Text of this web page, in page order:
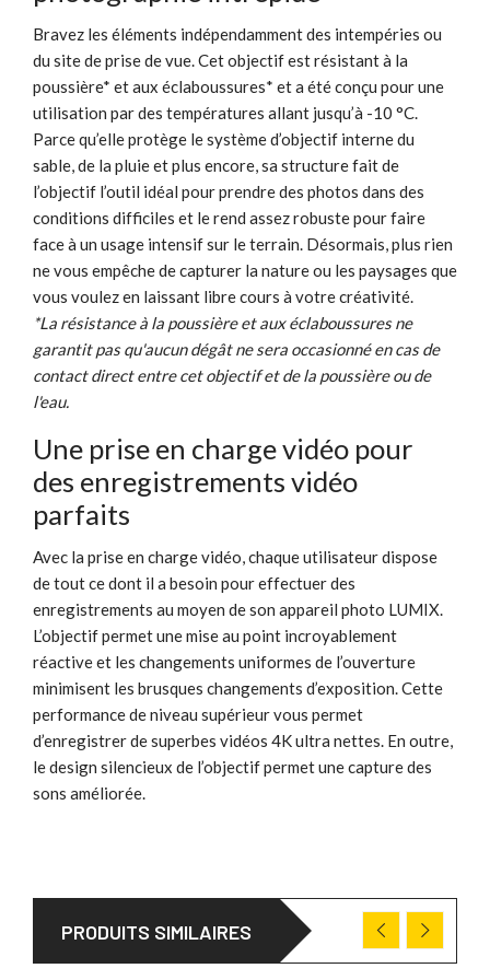
Bravez les éléments indépendamment des intempéries ou
du site de prise de vue. Cet objectif est résistant à la
poussière* et aux éclaboussures* et a été conçu pour une
utilisation par des températures allant jusqu’à -10 °C.
Parce qu’elle protège le système d’objectif interne du
sable, de la pluie et plus encore, sa structure fait de
l’objectif l’outil idéal pour prendre des photos dans des
conditions difficiles et le rend assez robuste pour faire
face à un usage intensif sur le terrain. Désormais, plus rien
ne vous empêche de capturer la nature ou les paysages que
vous voulez en laissant libre cours à votre créativité.
*La résistance à la poussière et aux éclaboussures ne
garantit pas qu'aucun dégât ne sera occasionné en cas de
contact direct entre cet objectif et de la poussière ou de
l'eau.
Une prise en charge vidéo pour
des enregistrements vidéo
parfaits
Avec la prise en charge vidéo, chaque utilisateur dispose
de tout ce dont il a besoin pour effectuer des
enregistrements au moyen de son appareil photo LUMIX.
L’objectif permet une mise au point incroyablement
réactive et les changements uniformes de l’ouverture
minimisent les brusques changements d’exposition. Cette
performance de niveau supérieur vous permet
d’enregistrer de superbes vidéos 4K ultra nettes. En outre,
le design silencieux de l’objectif permet une capture des
sons améliorée.
PRODUITS SIMILAIRES